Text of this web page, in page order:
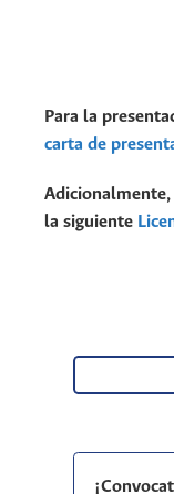
Para la
carta de
la siguiente